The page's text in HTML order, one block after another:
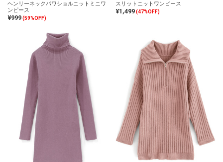
ヘンリーネックパワショルニットミニワ
ンピース
¥999(59%OFF)
スリットニットワンピース
¥1,499(47%OFF)